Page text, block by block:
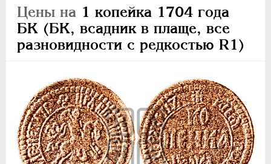
Цены на 1 копейка 1704 года
БК (БК, всадник в плаще, все
разновидности с редкостью R1)
Серебро
Медь
5 копеек
Полушка
Полполушки
Пробные
Для Речи Посполитой